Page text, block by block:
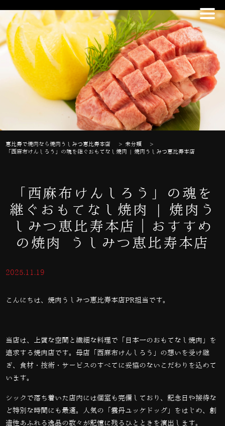
恵比寿で焼肉なら焼肉うしみつ恵比寿本店 >未分類
>
「西麻布けんしろう」の魂を継ぐおもてなし焼肉 | 焼肉うしみつ恵比寿本店
「西麻布けんしろう」の魂を
継ぐおもてなし焼肉 | 焼肉う
しみつ恵比寿本店｜おすすめ
の焼肉 うしみつ恵比寿本店
2025.11.19
こんにちは、焼肉うしみつ恵比寿本店PR担当です。
当店は、上質な空間と繊細な料理で「日本一のおもてなし焼肉」を
追求する焼肉店です。母店「西麻布けんしろう」の想いを受け継
ぎ、食材・技術・サービスのすべてに妥協のないこだわりを込めて
います。
シックで落ち着いた店内には個室も完備しており、記念日や接待な
ど特別な時間にも最適。人気の「雲丹ユッケドッグ」をはじめ、創
造性あふれる逸品の数々が記憶に残るひとときを演出します。